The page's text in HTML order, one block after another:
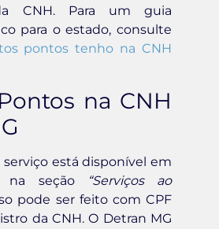
CNH. Para um guia
para o estado, consulte
pontos tenho na CNH
na CNH
serviço está disponível em
na seção
“Serviços ao
pode ser feito com CPF
da CNH. O Detran MG